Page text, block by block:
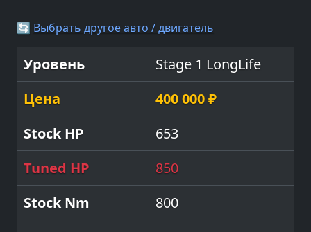
🔄 Выбрать другое авто / двигатель
Stage 1 LongLife
400 000 ₽
653
850
800